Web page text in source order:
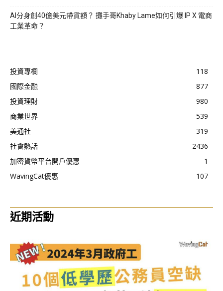
AI分身創40億美元帶貨額？ 攤手哥Khaby Lame如何引爆 IP X 電商
工業革命？
投資專欄
118
國際金融
877
投資理財
980
商業世界
539
美通社
319
社會熱話
2436
加密貨幣平台開戶優惠
1
WavingCat優惠
107
近期活動